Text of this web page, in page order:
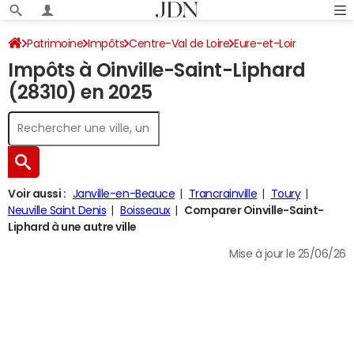
Patrimoine Impôts Centre-Val de Loire Eure-et-Loir
Oinville-Saint-Liphard Impôt sur le revenu
Impôts à Oinville-Saint-Liphard
(28310) en 2025
Voir aussi : Janville-en-Beauce Trancrainville
Toury
Neuville Saint Denis
Boisseaux
Comparer Oinville-Saint-
Liphard à une autre ville
Mise à jour le 25/06/26